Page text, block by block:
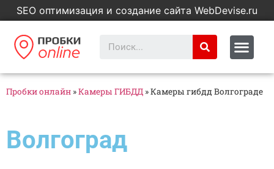
SEO оптимизация и создание сайта WebDevise.ru
Пробки онлайн »Камеры ГИБДД »Камеры гибдд Волгограде
Волгоград